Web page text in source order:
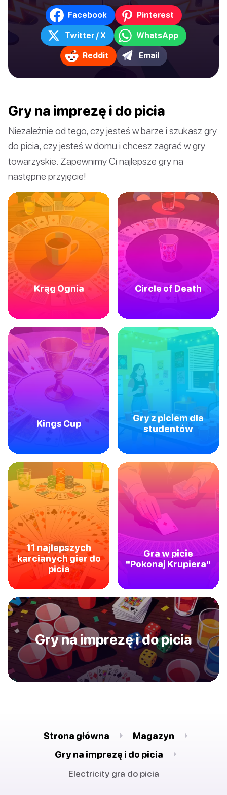
Facebook Pinterest
Twitter / X WhatsApp
Reddit Email
Gry na imprezę i do picia
Niezależnie od tego, czy jesteś w barze i szukasz gry
do picia, czy jesteś w domu i chcesz zagrać w gry
towarzyskie. Zapewnimy Ci najlepsze gry na
następne przyjęcie!
Krąg Ognia Circle of Death
Kings Cup
Gry z piciem dla
studentów
11 najlepszych
karcianych gier do
picia
Gra w picie
"Pokonaj Krupiera"
Gry na imprezę i do picia
Strona główna
Magazyn
Gry na imprezę i do picia
Electricity gra do picia